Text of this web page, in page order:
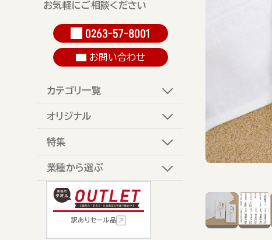
お気軽にご相談ください
0263-57-8001
お問い合わせ
カテゴリ一覧
オリジナル
特集
業種から選ぶ
訳ありセール品